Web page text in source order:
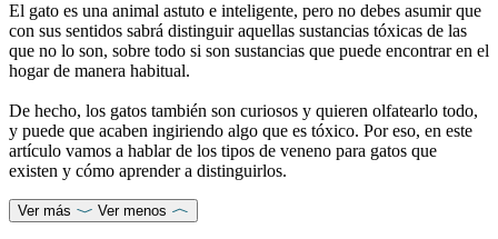
El gato es una animal astuto e inteligente, pero no debes asumir que
con sus sentidos sabrá distinguir aquellas sustancias tóxicas de las
que no lo son, sobre todo si son sustancias que puede encontrar en el
hogar de manera habitual.
De hecho, los gatos también son curiosos y quieren olfatearlo todo,
y puede que acaben ingiriendo algo que es tóxico. Por eso, en este
artículo vamos a hablar de los tipos de veneno para gatos que
existen y cómo aprender a distinguirlos.
Ver más Ver menos